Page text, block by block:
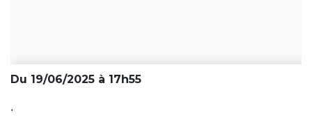
Du 19/06/2025 à 17h55
.